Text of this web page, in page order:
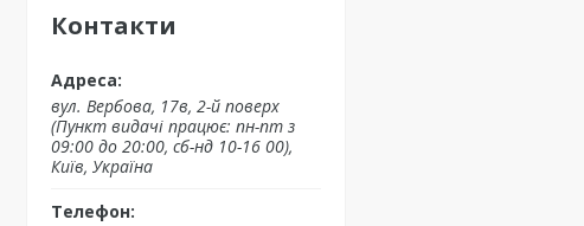
Контакти
вул. Вербова, 17в, 2-й поверх
(Пункт видачі працює: пн-пт з
09:00 до 20:00, сб-нд 10-16 00),
Київ, Україна